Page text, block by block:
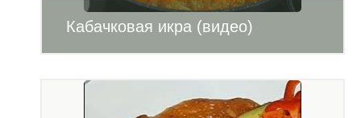
Кабачковая икра (видео)